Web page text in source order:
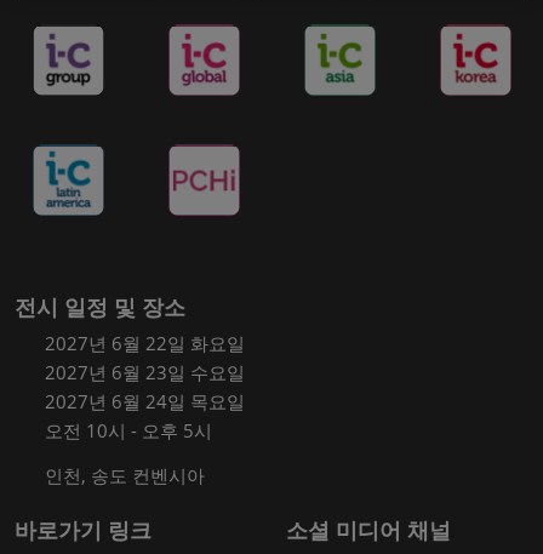
전시 일정 및 장소
2027년 6월 22일 화요일
2027년 6월 23일 수요일
2027년 6월 24일 목요일
오전 10시 - 오후 5시
인천, 송도 컨벤시아
바로가기 링크 소셜 미디어 채널